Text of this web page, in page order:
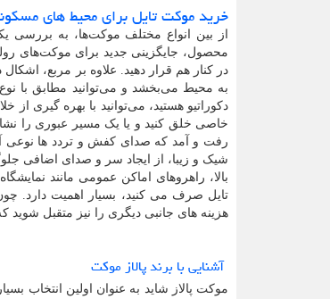
خرید موکت تایل برای محیط های
از بین انواع مختلف موکت‌ها، به بررسی
محصول، جایگزینی جدید برای موکت‌های
در کنار هم قرار دهید. علاوه بر مربع،
به محیط می‌بخشد و می‌توانید مطابق با
دکوراتیو هستید، می‌توانید با بهره گیری
خاصی خلق کنید و یا یک مسیر عبوری را
رفت و آمد که صدای کفش و تردد ها نوعی
شیک و زیبا، از ایجاد سر و صدای اضافی
بالا، راهروهای اماکن عمومی مانند
تایل صرف می‌ کنید، بسیار اهمیت دارد.
هزینه های جانبی دیگری را نیز متقبل
آشنایی با برند پالاز موکت
موکت پالاز شاید به عنوان اولین انتخاب